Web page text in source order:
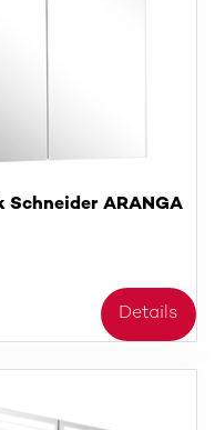
Schneider ARANGA
Details